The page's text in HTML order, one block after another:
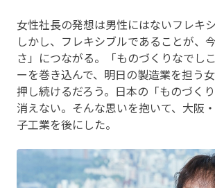
女性社長の発想は男性にはないフレキ
しかし、フレキシブルであることが、
さ」につながる。「ものづくりなでし
ーを巻き込んで、明日の製造業を担う
押し続けるだろう。日本の「ものづく
消えない。そんな思いを抱いて、大阪
子工業を後にした。